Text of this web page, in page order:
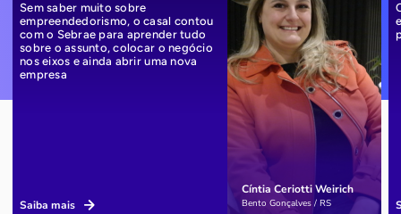
Cíntia Ceriotti Weirich
Bento Gonçalves / RS
Sem saber muito sobre
empreendedorismo, o casal contou
com o Sebrae para aprender tudo
sobre o assunto, colocar o negócio
nos eixos e ainda abrir uma nova
empresa
Saiba mais